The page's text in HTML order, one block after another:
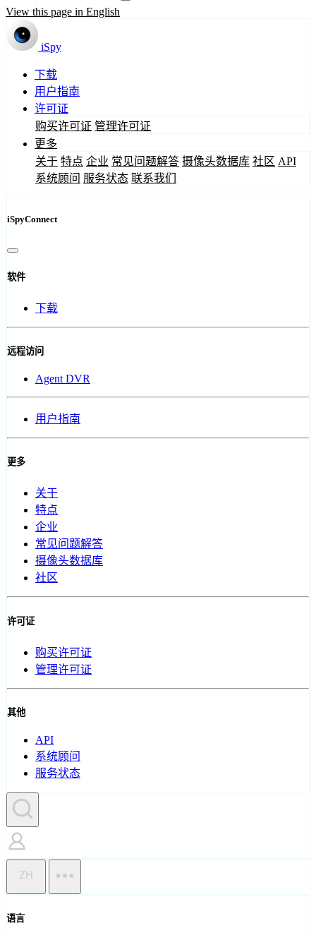
View this page in English
iSpy
下载
用户指南
许可证
购买许可证 管理许可证
更多
关于 特点 企业 常见问题解答 摄像头数据库 社区 API
系统顾问 服务状态 联系我们
iSpyConnect
软件
下载
远程访问
Agent DVR
用户指南
更多
关于
特点
企业
常见问题解答
摄像头数据库
社区
许可证
购买许可证
管理许可证
其他
API
系统顾问
服务状态
ZH
语言